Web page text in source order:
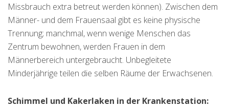
Missbrauch extra betreut werden können). Zwischen dem
Männer- und dem Frauensaal gibt es keine physische
Trennung; manchmal, wenn wenige Menschen das
Zentrum bewohnen, werden Frauen in dem
Männerbereich untergebraucht. Unbegleitete
Minderjährige teilen die selben Räume der Erwachsenen.
Schimmel und Kakerlaken in der Krankenstation: